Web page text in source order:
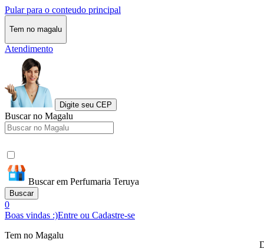
Pular para o conteudo principal
Tem no magalu
Atendimento
Digite seu CEP
Buscar no Magalu
Buscar em Perfumaria Teruya
Buscar
0
Boas vindas :)Entre ou Cadastre-se
Tem no Magalu